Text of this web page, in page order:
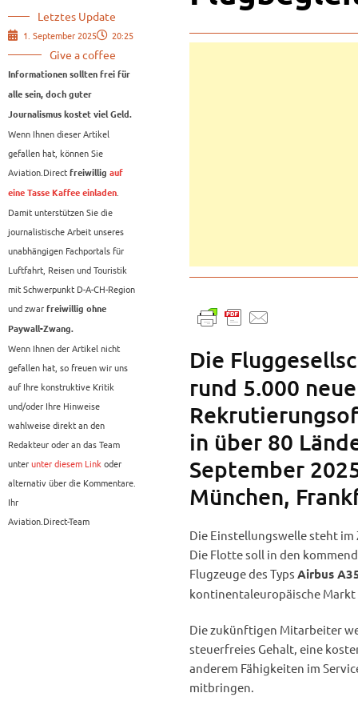
Letztes Update
1. September 2025 20:25
Give a coffee
Informationen sollten frei für
alle sein, doch guter
Journalismus kostet viel Geld.
Wenn Ihnen dieser Artikel
gefallen hat, können Sie
Aviation.Direct freiwillig auf
eine Tasse Kaffee einladen.
Damit unterstützen Sie die
journalistische Arbeit unseres
unabhängigen Fachportals für
Luftfahrt, Reisen und Touristik
mit Schwerpunkt D-A-CH-Region
und zwar freiwillig ohne
Paywall-Zwang.
Wenn Ihnen der Artikel nicht
gefallen hat, so freuen wir uns
auf Ihre konstruktive Kritik
und/oder Ihre Hinweise
wahlweise direkt an den
Redakteur oder an das Team
unterunter diesem Linkoder
alternativ über die Kommentare.
Ihr
Aviation.Direct-Team
Die
rund 5.000
in über 80
September
München,
Die Einstellungswelle steht
Die Flotte soll in den
Flugzeuge des Typs Airbus
kontinentaleuropäische
Die zukünftigen Mitarbeiter
steuerfreies Gehalt, eine
anderem Fähigkeiten im
mitbringen.